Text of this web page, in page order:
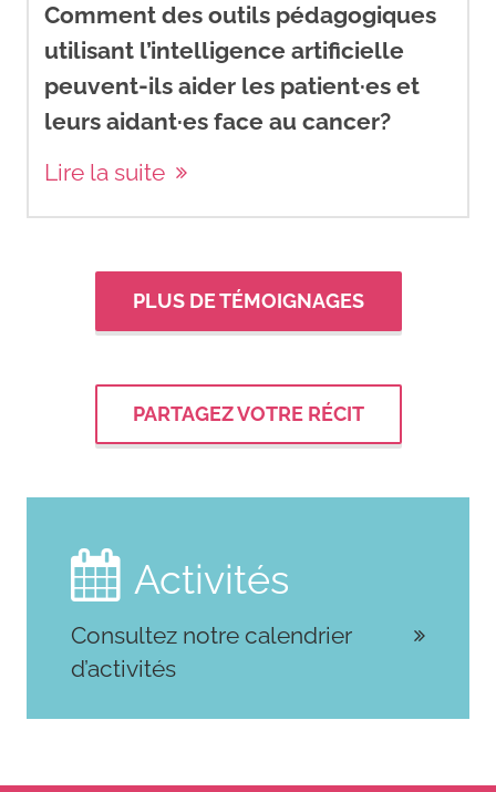
Comment des outils pédagogiques
utilisant l’intelligence artificielle
peuvent-ils aider les patient·es et
leurs aidant·es face au cancer?
Lire la suite
PLUS DE TÉMOIGNAGES
PARTAGEZ VOTRE RÉCIT
 Activités
Consultez notre calendrier
d’activités